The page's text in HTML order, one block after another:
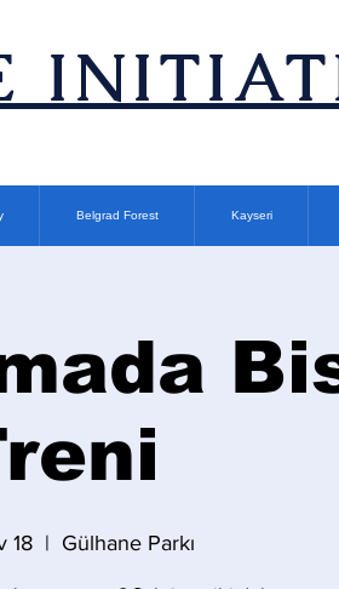
Belgrad Forest Kayseri
18
  |
Gülhane Parkı